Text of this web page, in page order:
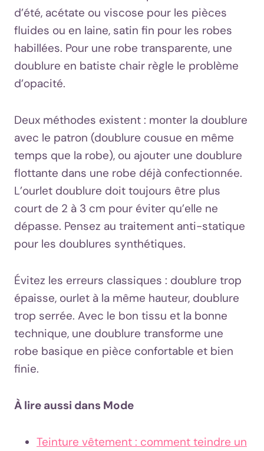
d’été, acétate ou viscose pour les pièces
fluides ou en laine, satin fin pour les robes
habillées. Pour une robe transparente, une
doublure en batiste chair règle le problème
d’opacité.
Deux méthodes existent : monter la doublure
avec le patron (doublure cousue en même
temps que la robe), ou ajouter une doublure
flottante dans une robe déjà confectionnée.
L’ourlet doublure doit toujours être plus
court de 2 à 3 cm pour éviter qu’elle ne
dépasse. Pensez au traitement anti-statique
pour les doublures synthétiques.
Évitez les erreurs classiques : doublure trop
épaisse, ourlet à la même hauteur, doublure
trop serrée. Avec le bon tissu et la bonne
technique, une doublure transforme une
robe basique en pièce confortable et bien
finie.
À lire aussi dans Mode
Teinture vêtement : comment teindre un